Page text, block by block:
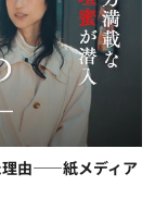
理由——紙メディア